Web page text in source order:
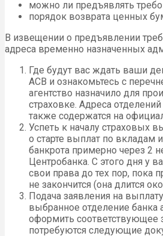
можно ли предъявлять
порядок возврата ценных
В извещении о предъявлении
адреса временно назначенных
Где будут вас ждать ваши
АСВ и ознакомьтесь с
агентство назначило для
страховке. Адреса
также содержатся на
Успеть к началу страховых
о старте выплат по вкладам
банкрота примерно через 2
Центробанка. С этого дня у
свои права до тех пор, пока
не закончится (она длится
Подача заявления на
выбранное отделение банка
оформить соответствующее
потребуются следующие